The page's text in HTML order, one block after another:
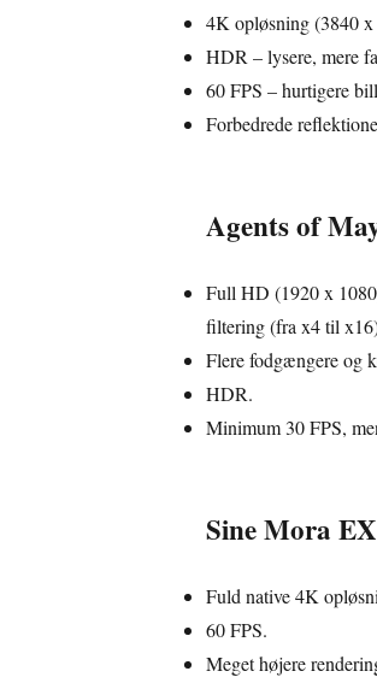
4K opløsning (3840
HDR – lysere, mere
60 FPS – hurtigere
Forbedrede
Agents of
Full HD (1920 x
filtering (fra x4 til
Flere fodgængere og
HDR.
Minimum 30 FPS,
Sine Mora EX
Fuld native 4K
60 FPS.
Meget højere